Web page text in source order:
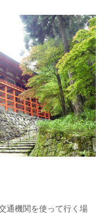
通機関を使って行く場